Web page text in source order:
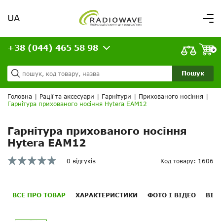
Вітаємо,
увійдіть в особистий кабінет
Доставка та оплата
Кредит
Статті
ВАШЕ ЗАМОВЛЕННЯ
UA
Пошук
+38 (044) 465 58 98 0
Головна Рації та аксесуари Гарнітури Прихованого носіння
Гарнітура прихованого носіння Hytera EAM12
Гарнітура прихованого носіння
Hytera EAM12
0 відгуків Код товару: 1606
ВСЕ ПРО ТОВАР ХАРАКТЕРИСТИКИ ФОТО І ВІДЕО